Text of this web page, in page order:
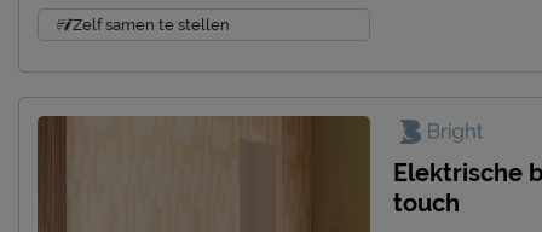
Zelf samen te stellen
Elektrische
touch